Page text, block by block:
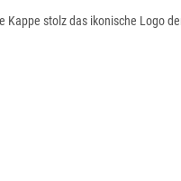
stolz das ikonische Logo